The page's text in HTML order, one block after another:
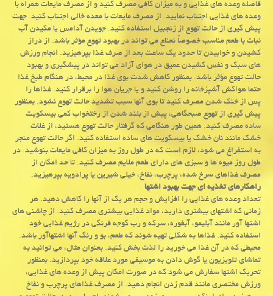
فاصله وعده های غذایی و به میزان كافی مصرف كنید و از مصرف مایعات همراه با
وعده های غذایی اجتناب نمایید. از مصرف مایعات با معده خالی اجتناب كنید. جهت
پیش گیری از حالت تهوع از زنجبیل استفاده كنید. جویدن آدامس یا مكیدن آب
نبات با طعم مناسب خصوصاً نعناع می تواند در بهبود تهوع مؤثر باشد. از دراز
كشیدن و خوابیدن تا حدود یك ساعت بعد از صرف غذا بپرهیزید. انجام ورزش
های سبك و نفس كشیدن عمیق در هوای آزاد می تواند در پیشگیری و بهبود
حالت تهوع مؤثر باشد. بمنظور كاهش شدت بوی غذا در محیط، در هنگام طبخ غذا
حتما هواكش آشپزخانه را روشن كنید و یا جریان هوا را برقرار كنید. غذاها را
پس از خنك شدن مصرف كنید تا بوی آنها سبب تشدید حالت تهوع نشود. بمنظور
پیش گیری از تهوع صبحگاهی، پیش از بلند شدن از رختخواب كمی بیسكویت
ساده مصرف كنید. همین طور هنگامی كه گرفتار حالت تهوع هستید، از غلات
خشك مانند نان خشك یا بیسكویت های ساده استفاده كنید. اگر حالت تهوع منجر
به استفراغ می شود، لازم است كه در طول روز به میزان كافی مایعات بنوشید. در
طول روز میوه ها و سبزی های دارای طعم ملایم مصرف كنید. تا حد امكان از
مصرف غذاهای سرخ شده، پرچرب، نفاخ، خیلی شیرین یا پرادویه بپرهیزید.
راهكارهای تغذیه ای جهت بهبود اشتها
تعداد وعده های غذایی را افزایش و حجم هر یك از آنها را كاهش دهید. هر
زمانی كه اشتهای بیشتری دارید، مواد غذایی بیشتری مصرف كنید. از چاشنی های
اشتها آور مانند آبلیمو، آبغوره، سركه و رب گوجه فرنگی در رژیم غذایی خود
استفاده كنید. غذاها به شكلی تهیه شوند كه طعم، بو و رنگ آنها اشتهاآور باشد.
محیطی كه در آن غذا می خورید را لذت بخش كنید. بعنوان مثال، می توانید به
تماشای تلویزیون یا گوش دادن به موسیقی مورد علاقه خود بپردازید. بمنظور
تحریك اشتها سفارش می شود كه در صورت امكان پیش از وعده های غذایی،
ورزش مختصری مانند قدم زدن انجام دهید. از مصرف غذاهای پرچرب و نفاخ